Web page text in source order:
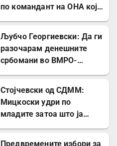
по командант на ОНА кој
Љубчо Георгиевски: Да ги
разочарам денешните
србомани во ВМРО-
Драган Богдановски беа
против Србославија
Стојчевски од СДММ:
Мицкоски удри по
младите затоа што ја
Предвремените избори за